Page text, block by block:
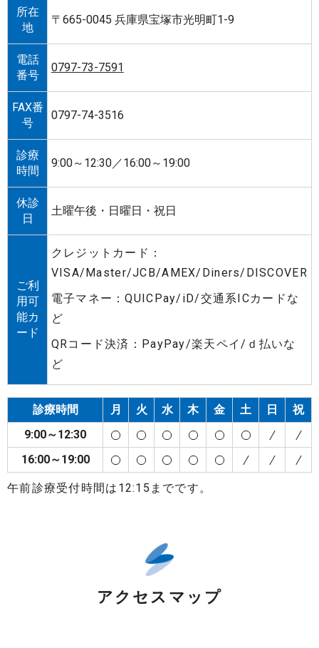
所在
地
〒665-0045 兵庫県宝塚市光明町1-9
電話
番号
0797-73-7591
FAX番
号
0797-74-3516
診療
時間
9:00～12:30／16:00～19:00
休診
日
土曜午後・日曜日・祝日
ご利
用可
能カ
ード
クレジットカード：
VISA/Master/JCB/AMEX/Diners/DISCOVER
電子マネー：QUICPay/iD/交通系ICカードな
ど
QRコード決済：PayPay/楽天ペイ/ｄ払いな
ど
診療時間 月 火 水 木 金 土 日
祝
9:00～12:30
16:00～19:00
午前診療受付時間は12:15までです。
アクセスマップ